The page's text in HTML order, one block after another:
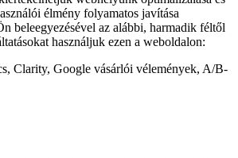
élmény folyamatos javítása
beleegyezésével az alábbi, harmadik féltől
használjuk ezen a weboldalon:
Clarity, Google vásárlói vélemények, A/B-